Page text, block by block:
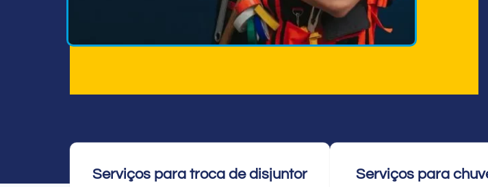
Serviços para troca de disjuntor Serviços para